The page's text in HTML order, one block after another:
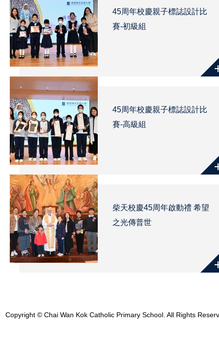
45周年校慶親子標誌設計比
賽-初級組
45周年校慶親子標誌設計比
賽-高級組
柴天校慶45周年啟動禮 希望
之光傳普世
Copyright © Chai Wan Kok Catholic Primary School. All Rights